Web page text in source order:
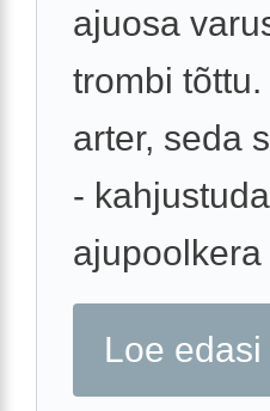
ajuosa
trombi
arter, seda
-
Loe edasi